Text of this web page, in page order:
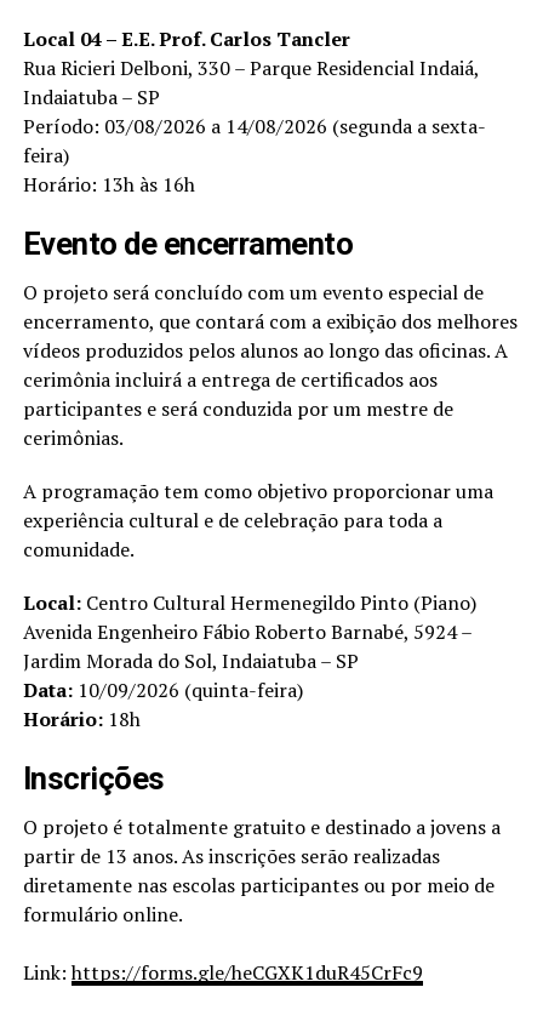
Local 04 – E.E. Prof. Carlos Tancler
Rua Ricieri Delboni, 330 – Parque Residencial Indaiá,
Indaiatuba – SP
Período: 03/08/2026 a 14/08/2026 (segunda a sexta-
feira)
Horário: 13h às 16h
Evento de encerramento
O projeto será concluído com um evento especial de
encerramento, que contará com a exibição dos melhores
vídeos produzidos pelos alunos ao longo das oficinas. A
cerimônia incluirá a entrega de certificados aos
participantes e será conduzida por um mestre de
cerimônias.
A programação tem como objetivo proporcionar uma
experiência cultural e de celebração para toda a
comunidade.
Local:Centro Cultural Hermenegildo Pinto (Piano)
Avenida Engenheiro Fábio Roberto Barnabé, 5924 –
Jardim Morada do Sol, Indaiatuba – SP
Data:10/09/2026 (quinta-feira)
Horário:18h
Inscrições
O projeto é totalmente gratuito e destinado a jovens a
partir de 13 anos. As inscrições serão realizadas
diretamente nas escolas participantes ou por meio de
formulário online.
Link:https://forms.gle/heCGXK1duR45CrFc9